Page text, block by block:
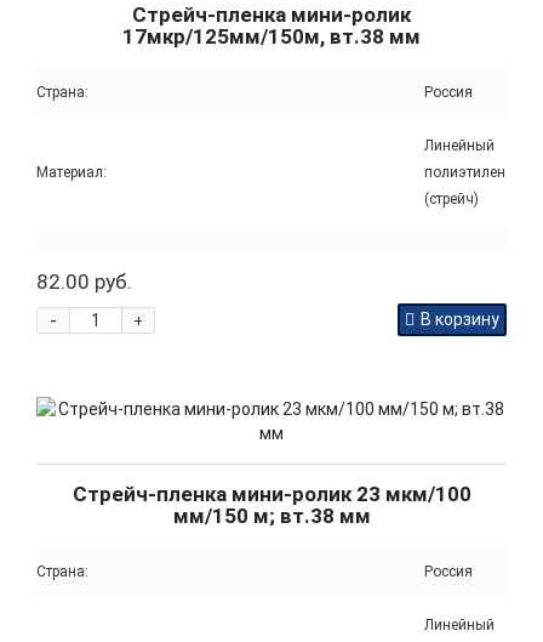
Стрейч-пленка мини-ролик
17мкр/125мм/150м, вт.38 мм
Страна: Россия
Материал:
Линейный
полиэтилен
(стрейч)
82.00 руб.
+
- В корзину
Стрейч-пленка мини-ролик 23 мкм/100
мм/150 м; вт.38 мм
Страна: Россия
Линейный